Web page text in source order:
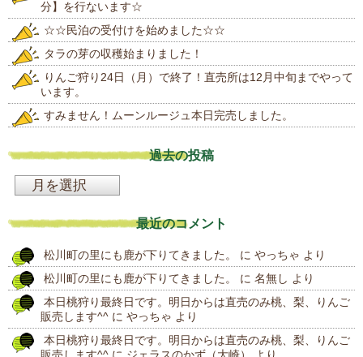
分】を行ないます☆
☆☆民泊の受付けを始めました☆☆
タラの芽の収穫始まりました！
りんご狩り24日（月）で終了！直売所は12月中旬までやって
います。
すみません！ムーンルージュ本日完売しました。
過去の投稿
投
稿
最近のコメント
松川町の里にも鹿が下りてきました。 に やっちゃ より
松川町の里にも鹿が下りてきました。
に 名無し より
本日桃狩り最終日です。明日からは直売のみ桃、梨、りんご
販売します^^ に やっちゃ より
本日桃狩り最終日です。明日からは直売のみ桃、梨、りんご